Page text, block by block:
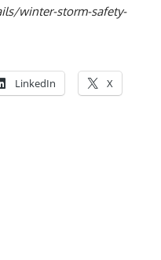
winter-storm-safety-
LinkedIn X